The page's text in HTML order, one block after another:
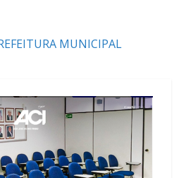
MUNICIPAL